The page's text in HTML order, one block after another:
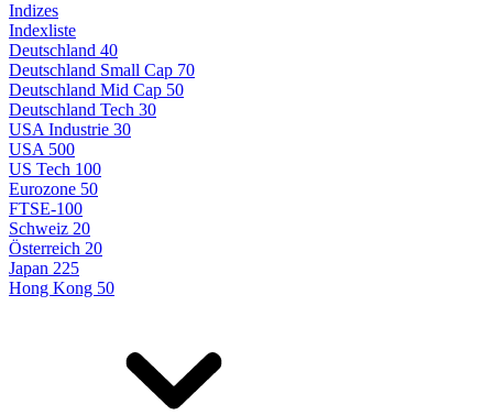
Indizes
Indexliste
Deutschland 40
Deutschland Small Cap 70
Deutschland Mid Cap 50
Deutschland Tech 30
USA Industrie 30
USA 500
US Tech 100
Eurozone 50
FTSE-100
Schweiz 20
Österreich 20
Japan 225
Hong Kong 50